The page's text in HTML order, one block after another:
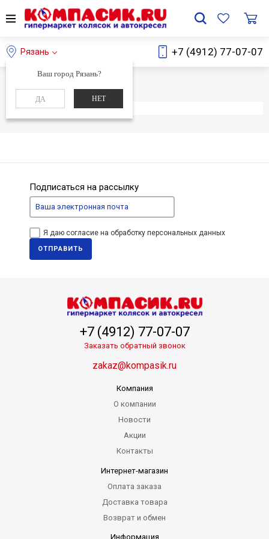
Рязань
Ваш город Рязань?
ДА НЕТ
+7 (4912) 77-07-07
Главная Каталог
Элемент не найден
Подписаться на рассылку
Я даю согласие на обработку персональных данных
ОТПРАВИТЬ
+7 (4912) 77-07-07
Заказать обратный звонок
zakaz@kompasik.ru
Компания
О компании
Новости
Акции
Контакты
Интернет-магазин
Оплата заказа
Доставка товара
Возврат и обмен
Информация